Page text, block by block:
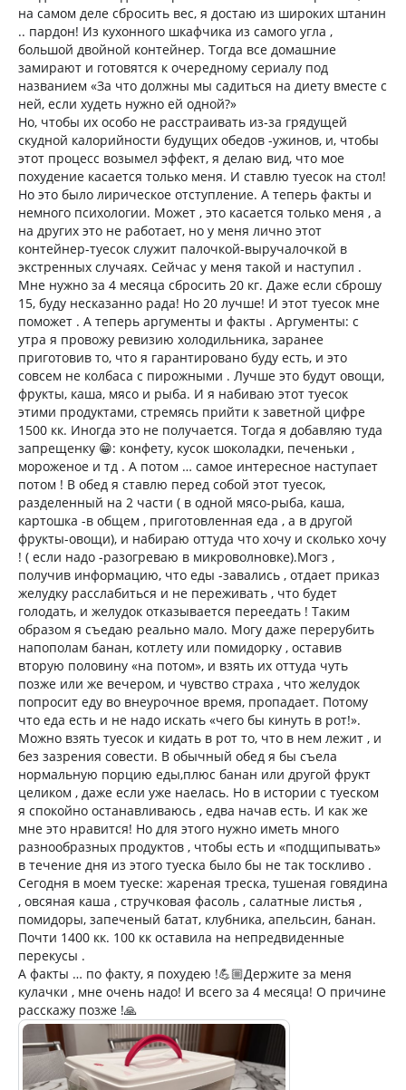
на самом деле сбросить вес, я достаю из широких штанин
.. пардон! Из кухонного шкафчика из самого угла ,
большой двойной контейнер. Тогда все домашние
замирают и готовятся к очередному сериалу под
названием «За что должны мы садиться на диету вместе с
ней, если худеть нужно ей одной?»
Но, чтобы их особо не расстраивать из-за грядущей
скудной калорийности будущих обедов -ужинов, и, чтобы
этот процесс возымел эффект, я делаю вид, что мое
похудение касается только меня. И ставлю туесок на стол!
Но это было лирическое отступление. А теперь факты и
немного психологии. Может , это касается только меня , а
на других это не работает, но у меня лично этот
контейнер-туесок служит палочкой-выручалочкой в
экстренных случаях. Сейчас у меня такой и наступил .
Мне нужно за 4 месяца сбросить 20 кг. Даже если сброшу
15, буду несказанно рада! Но 20 лучше! И этот туесок мне
поможет . А теперь аргументы и факты . Аргументы: с
утра я провожу ревизию холодильника, заранее
приготовив то, что я гарантировано буду есть, и это
совсем не колбаса с пирожными . Лучше это будут овощи,
фрукты, каша, мясо и рыба. И я набиваю этот туесок
этими продуктами, стремясь прийти к заветной цифре
1500 кк. Иногда это не получается. Тогда я добавляю туда
запрещенку 😁: конфету, кусок шоколадки, печеньки ,
мороженое и тд . А потом … самое интересное наступает
потом ! В обед я ставлю перед собой этот туесок,
разделенный на 2 части ( в одной мясо-рыба, каша,
картошка -в общем , приготовленная еда , а в другой
фрукты-овощи), и набираю оттуда что хочу и сколько хочу
! ( если надо -разогреваю в микроволновке).Могз ,
получив информацию, что еды -завались , отдает приказ
желудку расслабиться и не переживать , что будет
голодать, и желудок отказывается переедать ! Таким
образом я съедаю реально мало. Могу даже перерубить
напополам банан, котлету или помидорку , оставив
вторую половину «на потом», и взять их оттуда чуть
позже или же вечером, и чувство страха , что желудок
попросит еду во внеурочное время, пропадает. Потому
что еда есть и не надо искать «чего бы кинуть в рот!».
Можно взять туесок и кидать в рот то, что в нем лежит , и
без зазрения совести. В обычный обед я бы съела
нормальную порцию еды,плюс банан или другой фрукт
целиком , даже если уже наелась. Но в истории с туеском
я спокойно останавливаюсь , едва начав есть. И как же
мне это нравится! Но для этого нужно иметь много
разнообразных продуктов , чтобы есть и «подщипывать»
в течение дня из этого туеска было бы не так тоскливо .
Сегодня в моем туеске: жареная треска, тушеная говядина
, овсяная каша , стручковая фасоль , салатные листья ,
помидоры, запеченый батат, клубника, апельсин, банан.
Почти 1400 кк. 100 кк оставила на непредвиденные
перекусы .
А факты … по факту, я похудею !💪🏼Держите за меня
кулачки , мне очень надо! И всего за 4 месяца! О причине
расскажу позже !🙏